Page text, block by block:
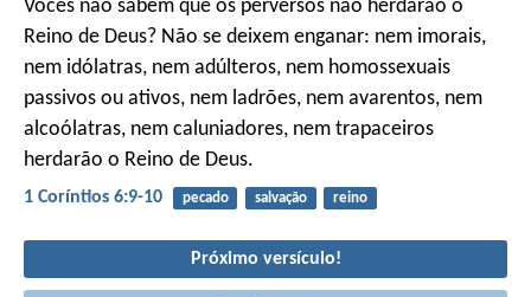
Vocês não sabem que os perversos não herdarão o
Reino de Deus? Não se deixem enganar: nem imorais,
nem idólatras, nem adúlteros, nem homossexuais
passivos ou ativos, nem ladrões, nem avarentos, nem
alcoólatras, nem caluniadores, nem trapaceiros
herdarão o Reino de Deus.
1 Coríntios 6:9-10 pecado salvação reino
Próximo versículo!